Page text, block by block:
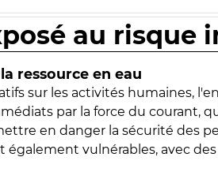
au risque
ressource en eau
sur les activités humaines,
par la force du courant,
en danger la sécurité des
vulnérables, avec